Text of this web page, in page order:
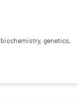
genetics,